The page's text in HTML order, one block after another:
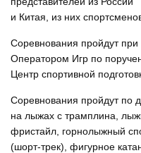
и Китая, из них
Соревнования пройдут при
Оператором Игр по
Центр спортивной
Соревнования пройдут по
на лыжах с трамплина,
фристайл, горнолыжный
(шорт-трек), фигурное